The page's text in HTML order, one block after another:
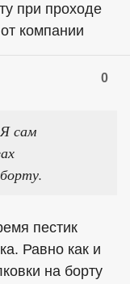
при проходе
компании
0
сам
пестик
Равно как и
на борту